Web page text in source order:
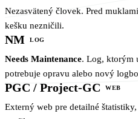
Nezasvätený človek. Pred
kešku nezničili.
NM LOG
Needs Maintenance. Log, ktorým
potrebuje opravu alebo nový
PGC / Project-GC WEB
Externý web pre detailné